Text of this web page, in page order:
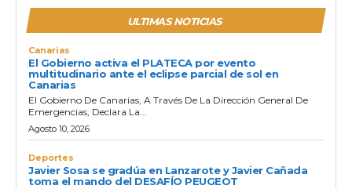
ULTIMAS NOTICIAS
Canarias
El Gobierno activa el PLATECA por evento
multitudinario ante el eclipse parcial de sol en
Canarias
El Gobierno De Canarias, A Través De La Dirección General De
Emergencias, Declara La...
Agosto 10, 2026
Deportes
Javier Sosa se gradúa en Lanzarote y Javier Cañada
toma el mando del DESAFÍO PEUGEOT